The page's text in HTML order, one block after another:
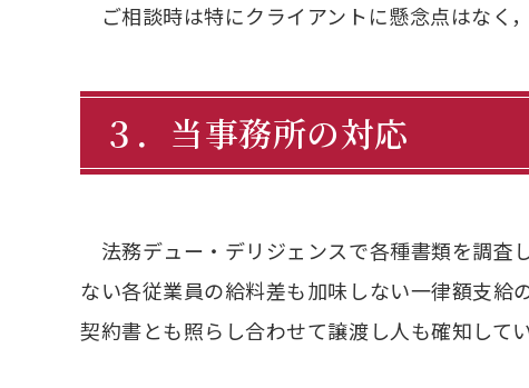
ご相談時は特にクライアントに懸念点はなく
３．当事務所の対応
法務デュー・デリジェンスで各種書類を調査
ない各従業員の給料差も加味しない一律額支
契約書とも照らし合わせて譲渡し人も確知して